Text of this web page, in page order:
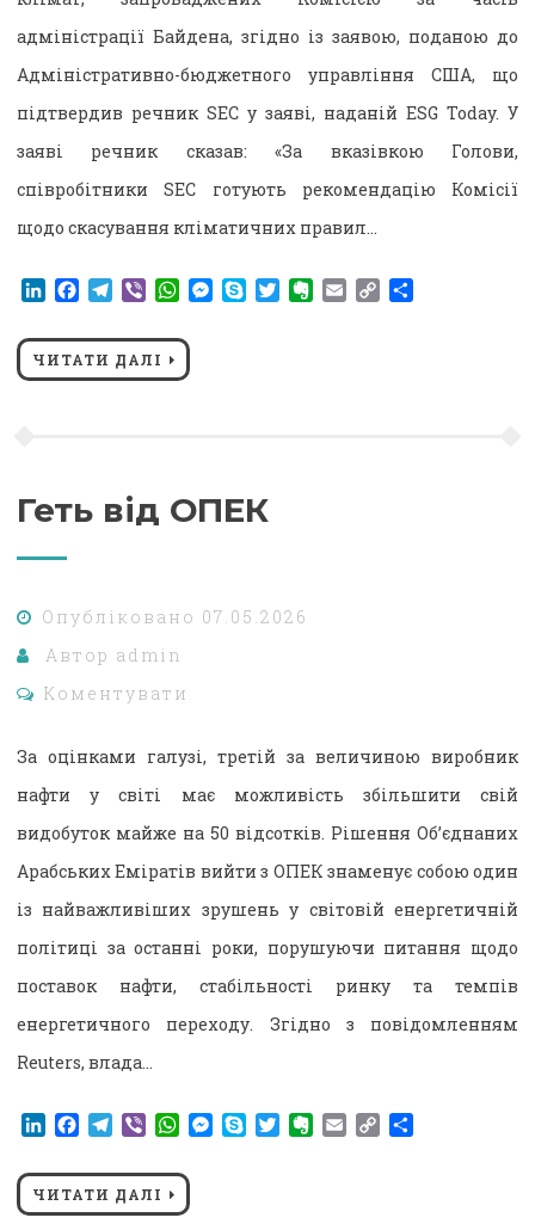
адміністрації Байдена, згідно із заявою, поданою до
Адміністративно-бюджетного управління США, що
підтвердив речник SEC у заяві, наданій ESG Today. У
заяві речник сказав: «За вказівкою Голови,
співробітники SEC готують рекомендацію Комісії
щодо скасування кліматичних правил…
LinkedIn
Facebook
Telegram
ViberWhatsApp
Messenger
SkypeTwitterEvernote
EmailCopy
ЧИТАТИ ДАЛІ
Геть від ОПЕК
Опубліковано 07.05.2026
Автор admin
Коментувати
За оцінками галузі, третій за величиною виробник
нафти у світі має можливість збільшити свій
видобуток майже на 50 відсотків. Рішення Об’єднаних
Арабських Еміратів вийти з ОПЕК знаменує собою один
із найважливіших зрушень у світовій енергетичній
політиці за останні роки, порушуючи питання щодо
поставок нафти, стабільності ринку та темпів
енергетичного переходу. Згідно з повідомленням
Reuters, влада…
LinkedIn
Facebook
Telegram
ViberWhatsApp
Messenger
SkypeTwitterEvernote
EmailCopy
ЧИТАТИ ДАЛІ